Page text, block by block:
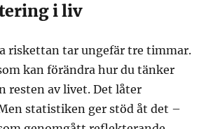
i liv
riskettan tar ungefär tre timmar.
kan förändra hur du tänker
resten av livet. Det låter
statistiken ger stöd åt det –